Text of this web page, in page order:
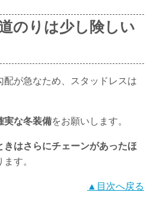
のりは少し険しい
が急なため、スタッドレスは
実な冬装備をお願いします。
きはさらにチェーンがあったほ
す。
▲目次へ戻る